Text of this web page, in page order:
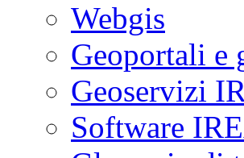
Webgis
Geoportali e
Geoservizi
Software